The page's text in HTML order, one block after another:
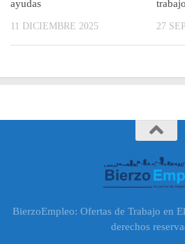
ayudas
11 DICIEMBRE 2025
trabajo
27
BierzoEmpleo: Ofertas de Trabajo en
derechos